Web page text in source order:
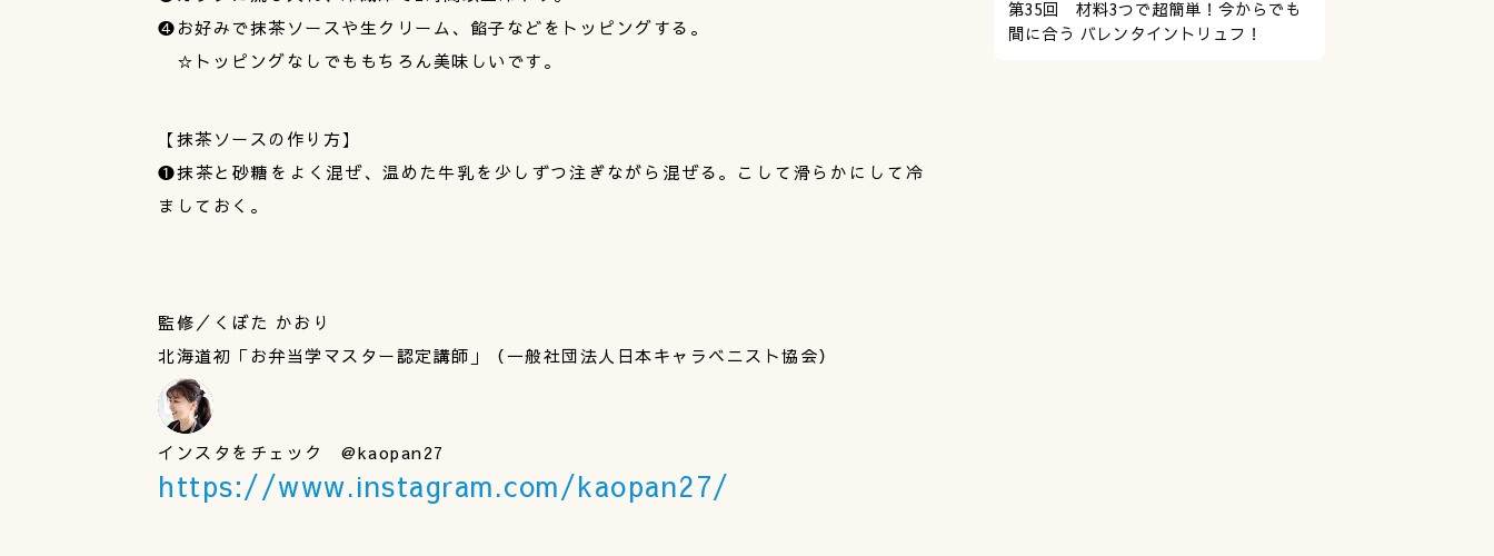
❹お好みで抹茶ソースや生クリーム、餡子などをトッピングする。
☆トッピングなしでももちろん美味しいです。
【抹茶ソースの作り方】
❶抹茶と砂糖をよく混ぜ、温めた牛乳を少しずつ注ぎながら混ぜる。こして滑らかにして冷
ましておく。
監修／くぼた かおり
北海道初「お弁当学マスター認定講師」（一般社団法人日本キャラベニスト協会）
インスタをチェック @kaopan27
https://www.instagram.com/kaopan27/
第35回 材料3つで超簡単！今からでも
間に合う バレンタイントリュフ！